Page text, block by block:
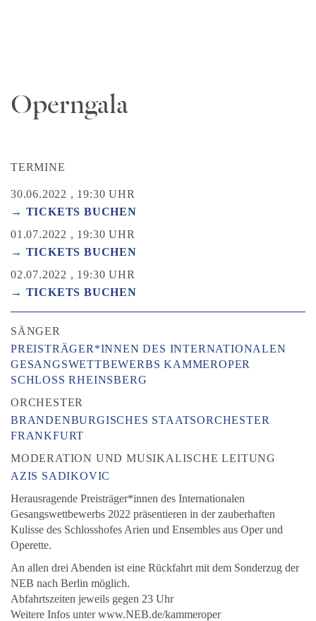
Operngala
TERMINE
30.06.2022 , 19:30 UHR
→ TICKETS BUCHEN
01.07.2022 , 19:30 UHR
→ TICKETS BUCHEN
02.07.2022 , 19:30 UHR
→ TICKETS BUCHEN
SÄNGER
PREISTRÄGER*INNEN DES INTERNATIONALEN
GESANGSWETTBEWERBS KAMMEROPER
SCHLOSS RHEINSBERG
ORCHESTER
BRANDENBURGISCHES STAATSORCHESTER
FRANKFURT
MODERATION UND MUSIKALISCHE LEITUNG
AZIS SADIKOVIC
Herausragende Preisträger*innen des Internationalen
Gesangswettbewerbs 2022 präsentieren in der zauberhaften
Kulisse des Schlosshofes Arien und Ensembles aus Oper und
Operette.
An allen drei Abenden ist eine Rückfahrt mit dem Sonderzug der
NEB nach Berlin möglich.
Abfahrtszeiten jeweils gegen 23 Uhr
Weitere Infos unter www.NEB.de/kammeroper